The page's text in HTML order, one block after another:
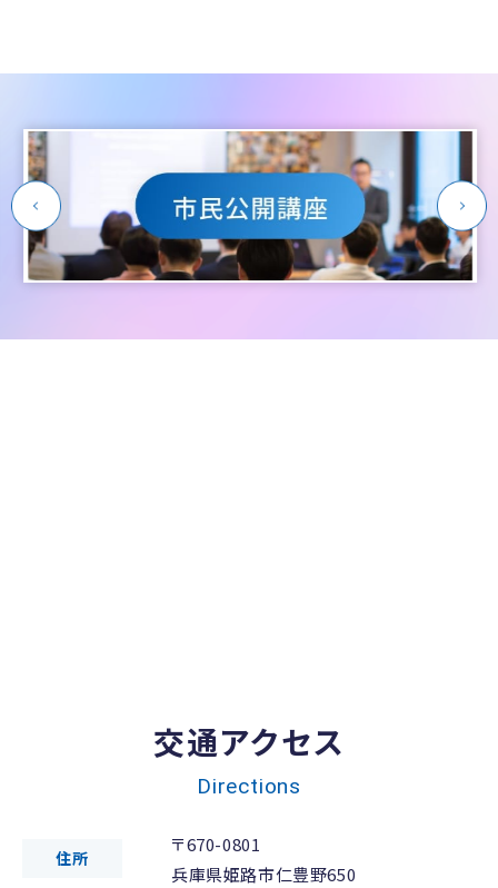
交通アクセス
Directions
住所
〒670-0801
兵庫県姫路市仁豊野650